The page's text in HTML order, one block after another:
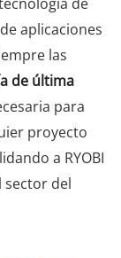
aplicaciones
las
de última
para
proyecto
a RYOBI
sector del